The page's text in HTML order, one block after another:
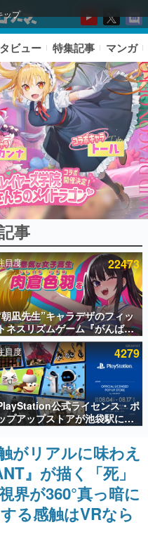
ップ
ンキング
ページビュー数万以上！ などな
、電ファミ渾身の“殿堂入り”記
方々に製作時のエピソードをお
ゲーム）とは何か？を探ってい
い。『赫本』は、〈試験問題〉
ビュー 特集記事 マンガ
事
目度 22473
凪先生”キャラデザのフィッ
ネスリズムゲーム『がんば
！チアリズム』Steamストア
ージが公開。キャラクターの
は陽向葵ゅかさん
目度 4279
公式ライセンス・ポ
プアップストアが池袋駅にて
間限定で開催。夏のアパレル
や『ブラッドボーン』の新作ア
テムが登場
がリアルに味わえ
』が描く「死」
界が360°真っ暗に
る感触はVRなら